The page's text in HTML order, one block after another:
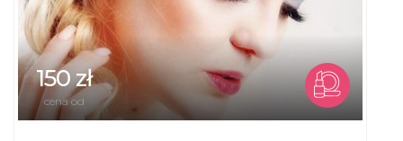
150 zł
cena od